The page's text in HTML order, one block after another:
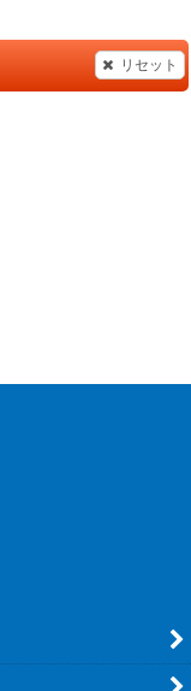
リセット